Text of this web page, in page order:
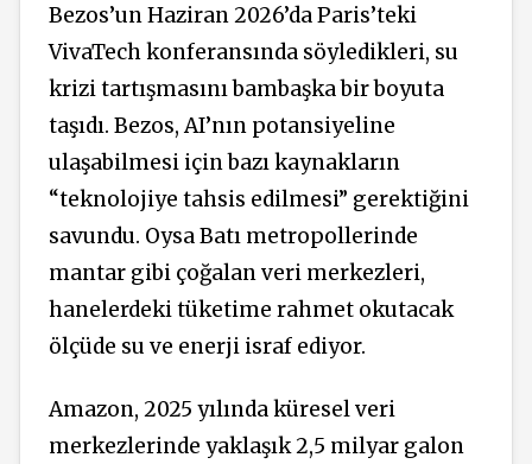
Bezos’un Haziran 2026’da Paris’teki
VivaTech konferansında söyledikleri, su
krizi tartışmasını bambaşka bir boyuta
taşıdı. Bezos, AI’nın potansiyeline
ulaşabilmesi için bazı kaynakların
“teknolojiye tahsis edilmesi” gerektiğini
savundu. Oysa Batı metropollerinde
mantar gibi çoğalan veri merkezleri,
hanelerdeki tüketime rahmet okutacak
ölçüde su ve enerji israf ediyor.
Amazon, 2025 yılında küresel veri
merkezlerinde yaklaşık 2,5 milyar galon